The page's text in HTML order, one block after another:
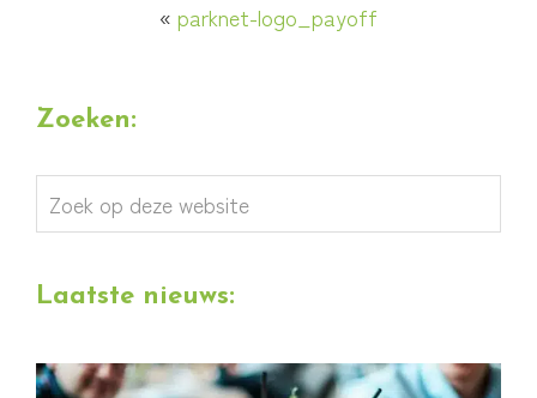
« parknet-logo_payoff
Zoeken:
Zoek
op
website
Laatste nieuws: